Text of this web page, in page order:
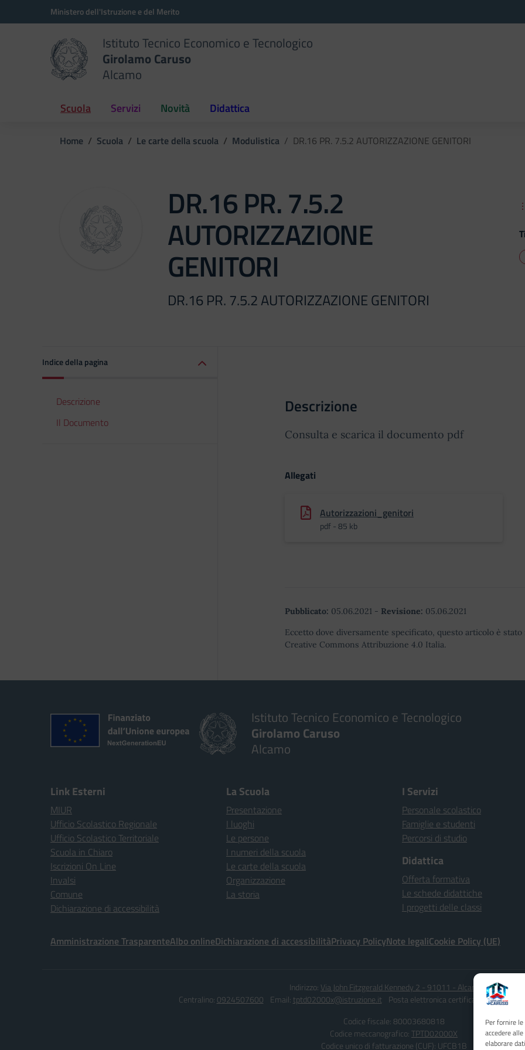
Per fornire
accedere
elaborare
Vai ai contenuti
Vai al menu di navigazioneMinistero dell'Istruzione e del Merito
Istituto Tecnico Economico e Tecnologico
Girolamo Caruso
Alcamo
Scuola Servizi Novità Didattica
Home Scuola Le carte della scuola Modulistica DR.16 PR. 7.5.2 AUTORIZZAZIONE GENITORI
DR.16 PR. 7.5.2
AUTORIZZAZIONE
GENITORI
DR.16 PR. 7.5.2 AUTORIZZAZIONE GENITORI
Indice della pagina
Descrizione
Il Documento
Descrizione
Consulta e scarica il documento pdf
Allegati
Autorizzazioni_genitori
pdf - 85 kb
Pubblicato: 05.06.2021 - Revisione: 05.06.2021
Eccetto dove diversamente specificato, questo articolo è
Creative Commons Attribuzione 4.0 Italia.
Istituto Tecnico Economico e Tecnologico
Girolamo Caruso
Alcamo
Link Esterni
MIUR
Ufficio Scolastico Regionale
Ufficio Scolastico Territoriale
Scuola in Chiaro
Iscrizioni On Line
Invalsi
Comune
Dichiarazione di accessibilità
La Scuola
Presentazione
I luoghi
Le persone
I numeri della scuola
Le carte della scuola
Organizzazione
La storia
I Servizi
Personale scolastico
Famiglie e studenti
Percorsi di studio
Didattica
Offerta formativa
Le schede didattiche
I progetti delle classi
Amministrazione TrasparenteAlbo onlineDichiarazione di accessibilitàPrivacy PolicyNote legaliCookie Policy (UE)
Indirizzo: Via John Fitzgerald Kennedy 2 - 91011 - Alcamo (TP)
Centralino: 0924507600 Email: tptd02000x@istruzione.it Posta elettronica certificata (PEC):
Codice fiscale: 80003680818
Codice meccanografico:TPTD02000X
Codice unico di fatturazione (CUF): UFCB1B